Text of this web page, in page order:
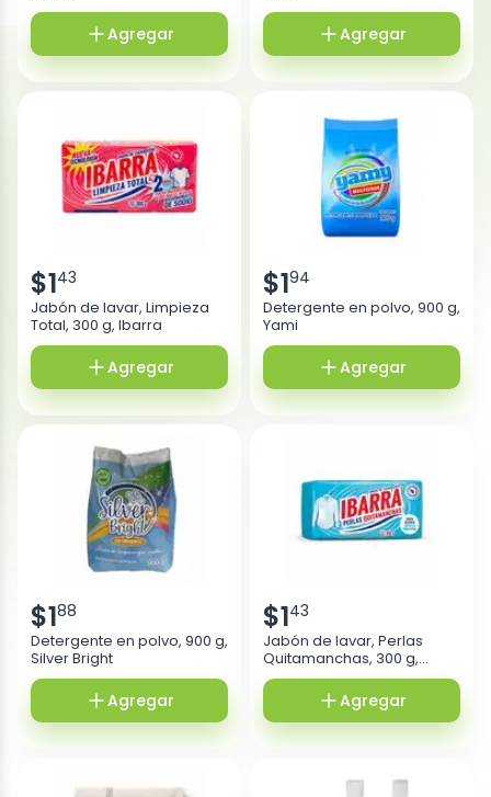
Agregar Agregar
$143
Jabón de lavar, Limpieza
Total, 300 g, Ibarra
Agregar
$194
Detergente en polvo, 900 g,
Yami
Agregar
$188
Detergente en polvo, 900 g,
Silver Bright
Agregar
$143
Jabón de lavar, Perlas
Quitamanchas, 300 g,
Ibarra
Agregar